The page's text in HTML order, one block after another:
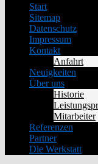
Start
Sitemap
Datenschutz
Impressum
Kontakt
Anfahrt
Neuigkeiten
Über uns
Historie
Mitarbeiter
Referenzen
Partner
Die Werkstatt